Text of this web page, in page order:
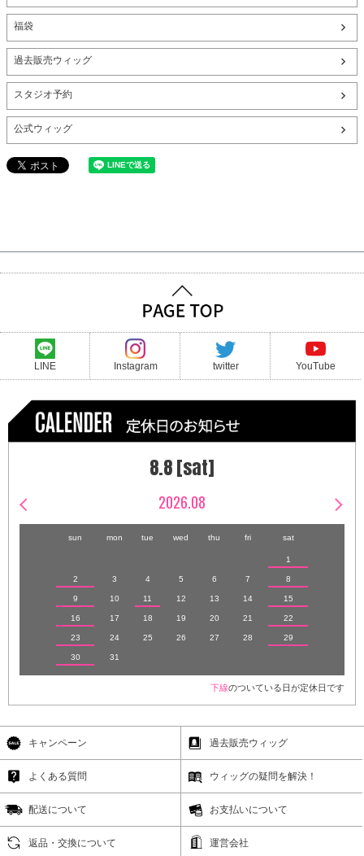
福袋
過去販売ウィッグ
スタジオ予約
公式ウィッグ
LINE Instagram twitter YouTube
8.8 [sat]
2026.08
sun mon tue wed thu fri sat
1
2 3 4 5 6 7 8
9 10 11 12 13 14 15
16 17 18 19 20 21 22
23 24 25 26 27 28 29
30 31
下線のついている日が定休日です
キャンペーン 過去販売ウィッグ
よくある質問 ウィッグの疑問を解決！
配送について お支払いについて
返品・交換について 運営会社